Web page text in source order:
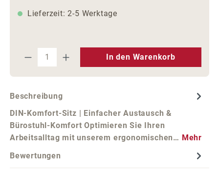
Lieferzeit: 2-5 Werktage
Produkt Anzahl: Gib den
In den Warenkorb
Beschreibung
DIN-Komfort-Sitz | Einfacher Austausch &
Bürostuhl-Komfort Optimieren Sie Ihren
Arbeitsalltag mit unserem ergonomischen… Mehr
Bewertungen